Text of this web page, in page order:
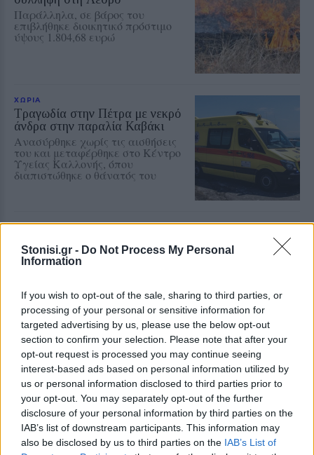
Stonisi.gr - Do Not Process My Personal
Information
If you wish to opt-out of the sale, sharing to third parties, or
processing of your personal or sensitive information for
targeted advertising by us, please use the below opt-out
section to confirm your selection. Please note that after your
opt-out request is processed you may continue seeing
interest-based ads based on personal information utilized by
us or personal information disclosed to third parties prior to
your opt-out. You may separately opt-out of the further
disclosure of your personal information by third parties on the
IAB’s list of downstream participants. This information may
also be disclosed by us to third parties on the IAB’s List of
Παράλληλα, σε βάρος του
επιβλήθηκε διοικητικό πρόστιμο
ύψους 1.804,68 ευρώ
ΧΩΡΙΑ
Τραγωδία στην Πέτρα με νεκρό
άνδρα στην παραλία Καβάκι
Ανασύρθηκε χωρίς τις αισθήσεις
του και μεταφέρθηκε στο Κέντρο
Υγείας Καλλονής, όπου
διαπιστώθηκε ο θάνατός του
ΧΩΡΙΑ
γευστικούς θησαυρούς της
Λέσβου
επίκεντρο της γιορτής που
πραγματοποιήθηκε στο Δημοτικό
Σχολείο της Θερμής, στο πλαίσιο
του Taste Lesvos και του Λεσβιακού
Καλοκαιριού
ΠΟΛΙΤΙΚΗ
Στη Θεσσαλονίκη τα
αποκαλυπτήρια του οικονομικού
προγράμματος της ΕΛ.Α.Σ.
Ο Αλέξης Τσίπρας παρουσιάζει
στις αρχές Σεπτεμβρίου το
τετραετές σχέδιο της Ελληνικής